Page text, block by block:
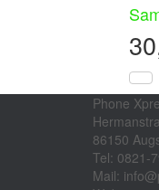
Phone
86150
Tel: 0821-
Mail: